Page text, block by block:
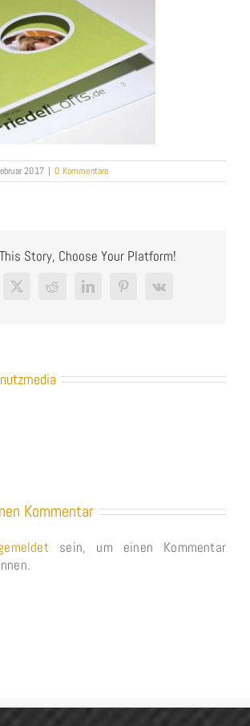
2017 | 0 Kommentare
Story, Choose Your Platform!
X RedditLinkedInPinterest
Vk
nutzmedia
Kommentar
sein, um einen Kommentar